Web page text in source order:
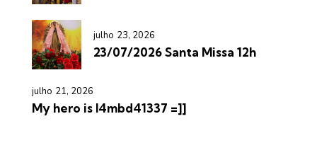
julho 23, 2026
23/07/2026 Santa Missa 12h
julho 21, 2026
My hero is l4mbd41337 =]]